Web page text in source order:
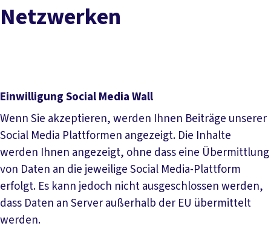
Netzwerken
Einwilligung Social Media Wall
Wenn Sie akzeptieren, werden Ihnen Beiträge unserer
Social Media Plattformen angezeigt. Die Inhalte
werden Ihnen angezeigt, ohne dass eine Übermittlung
von Daten an die jeweilige Social Media-Plattform
erfolgt. Es kann jedoch nicht ausgeschlossen werden,
dass Daten an Server außerhalb der EU übermittelt
werden.